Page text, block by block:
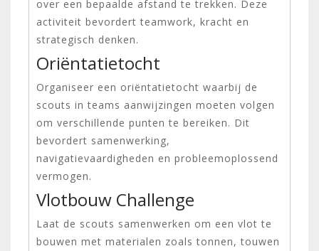
over een bepaalde afstand te trekken. Deze
activiteit bevordert teamwork, kracht en
strategisch denken.
Oriëntatietocht
Organiseer een oriëntatietocht waarbij de
scouts in teams aanwijzingen moeten volgen
om verschillende punten te bereiken. Dit
bevordert samenwerking,
navigatievaardigheden en probleemoplossend
vermogen.
Vlotbouw Challenge
Laat de scouts samenwerken om een ​​vlot te
bouwen met materialen zoals tonnen, touwen